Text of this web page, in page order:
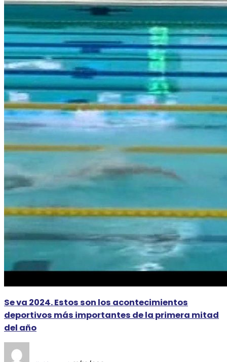
Se va 2024. Estos son los acontecimientos
deportivos más importantes de la primera mitad
del año